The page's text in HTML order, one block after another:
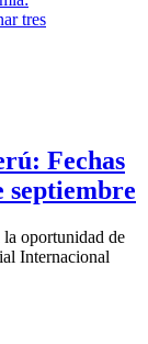
Fechas
septiembre
la oportunidad de
Internacional